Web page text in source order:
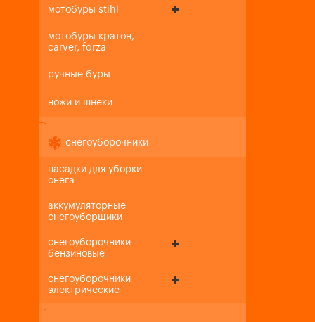
мотобуры stihl
мотобуры кратон,
carver, forza
ручные буры
ножи и шнеки
+-
снегоуборочники
насадки для уборки
снега
аккумуляторные
снегоуборщики
снегоуборочники
бензиновые
снегоуборочники
электрические
+-